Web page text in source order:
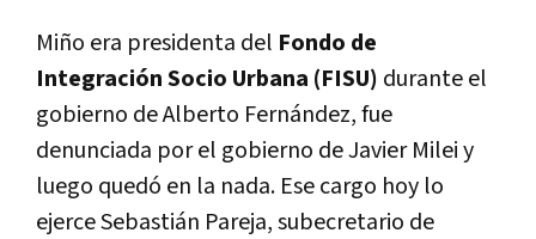
Miño era presidenta del Fondo de
Integración Socio Urbana (FISU) durante el
gobierno de Alberto Fernández, fue
denunciada por el gobierno de Javier Milei y
luego quedó en la nada. Ese cargo hoy lo
ejerce Sebastián Pareja, subecretario de